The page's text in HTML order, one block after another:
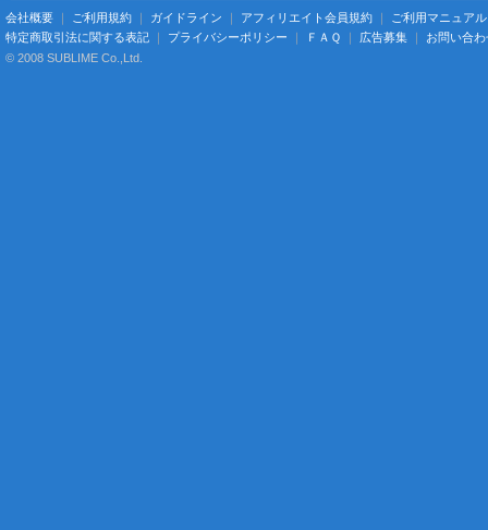
会社概要 ｜ ご利用規約 ｜ ガイドライン ｜ アフィリエイト会員規約 ｜ ご利用マニュアル
特定商取引法に関する表記 ｜ プライバシーポリシー ｜ ＦＡＱ ｜ 広告募集 ｜ お問い合わ
© 2008 SUBLIME Co.,Ltd.